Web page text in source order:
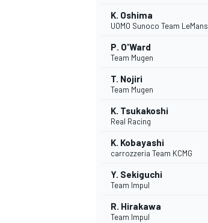
K. Oshima
UOMO Sunoco Team LeMans
P. O'Ward
Team Mugen
T. Nojiri
Team Mugen
K. Tsukakoshi
Real Racing
K. Kobayashi
carrozzeria Team KCMG
Y. Sekiguchi
Team Impul
R. Hirakawa
Team Impul